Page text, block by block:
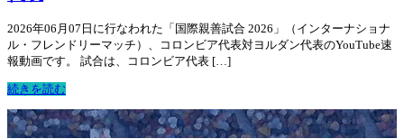
2026年06月07日に行なわれた「国際親善試合 2026」（インターナショナ
ル・フレンドリーマッチ）、コロンビア代表対ヨルダン代表のYouTube速
報動画です。 試合は、コロンビア代表 […]
続きを読む